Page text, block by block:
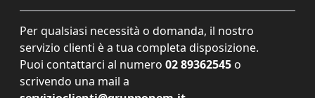
Per qualsiasi necessità o domanda, il nostro
servizio clienti è a tua completa disposizione.
Puoi contattarci al numero 02 89362545 o
scrivendo una mail a